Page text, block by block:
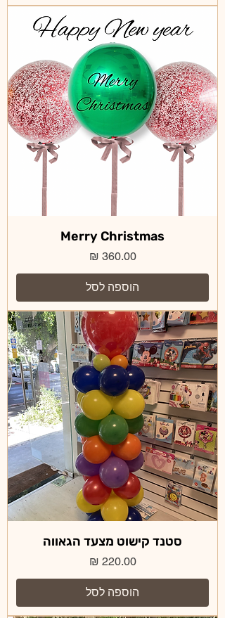
Merry Christmas
מחיר‏360.00 ‏₪
הוספה לסל
סטנד קישוט מצעד הגאווה
מחיר‏220.00 ‏₪
הוספה לסל